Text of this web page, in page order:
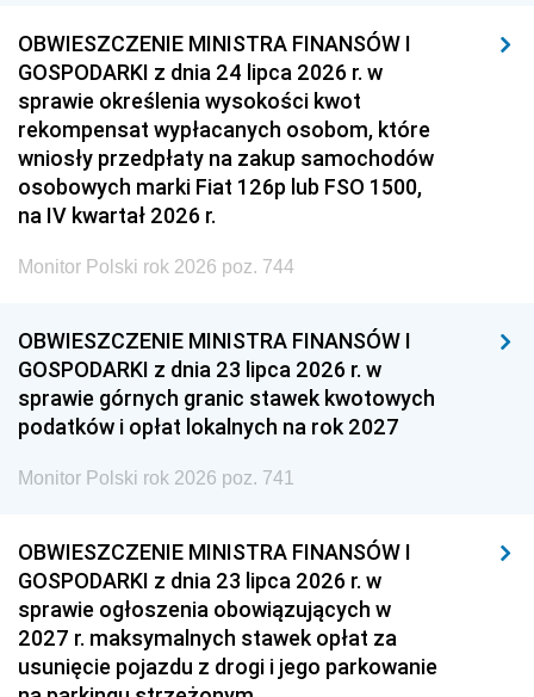
OBWIESZCZENIE MINISTRA FINANSÓW I
GOSPODARKI z dnia 24 lipca 2026 r. w
sprawie określenia wysokości kwot
rekompensat wypłacanych osobom, które
wniosły przedpłaty na zakup samochodów
osobowych marki Fiat 126p lub FSO 1500,
na IV kwartał 2026 r.
Monitor Polski rok 2026 poz. 744
OBWIESZCZENIE MINISTRA FINANSÓW I
GOSPODARKI z dnia 23 lipca 2026 r. w
sprawie górnych granic stawek kwotowych
podatków i opłat lokalnych na rok 2027
Monitor Polski rok 2026 poz. 741
OBWIESZCZENIE MINISTRA FINANSÓW I
GOSPODARKI z dnia 23 lipca 2026 r. w
sprawie ogłoszenia obowiązujących w
2027 r. maksymalnych stawek opłat za
usunięcie pojazdu z drogi i jego parkowanie